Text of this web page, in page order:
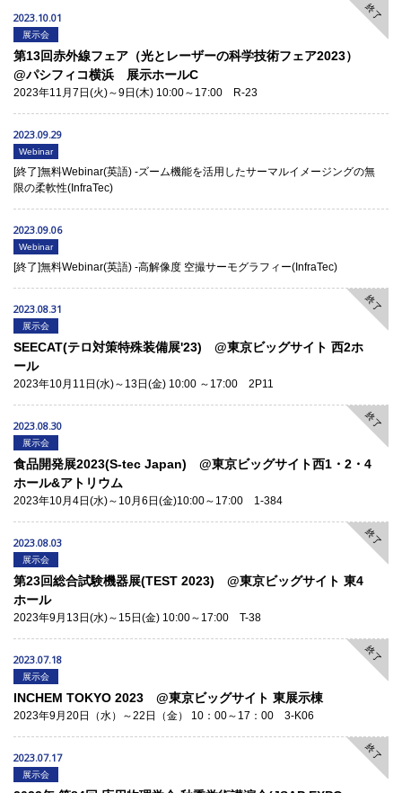
終了
2023.10.01
展示会
第13回赤外線フェア（光とレーザーの科学技術フェア2023）
@パシフィコ横浜 展示ホールC
2023年11月7日(火)～9日(木) 10:00～17:00 R-23
2023.09.29
Webinar
[終了]無料Webinar(英語) -ズーム機能を活用したサーマルイメージングの無
限の柔軟性(InfraTec)
2023.09.06
Webinar
[終了]無料Webinar(英語) -高解像度 空撮サーモグラフィー(InfraTec)
終了
2023.08.31
展示会
SEECAT(テロ対策特殊装備展'23) @東京ビッグサイト 西2ホ
ール
2023年10月11日(水)～13日(金) 10:00 ～17:00 2P11
終了
2023.08.30
展示会
食品開発展2023(S-tec Japan) @東京ビッグサイト西1・2・4
ホール&アトリウム
2023年10月4日(水)～10月6日(金)10:00～17:00 1-384
終了
2023.08.03
展示会
第23回総合試験機器展(TEST 2023) @東京ビッグサイト 東4
ホール
2023年9月13日(水)～15日(金) 10:00～17:00 T-38
終了
2023.07.18
展示会
INCHEM TOKYO 2023 @東京ビッグサイト 東展示棟
2023年9月20日（水）～22日（金） 10：00～17：00 3-K06
終了
2023.07.17
展示会